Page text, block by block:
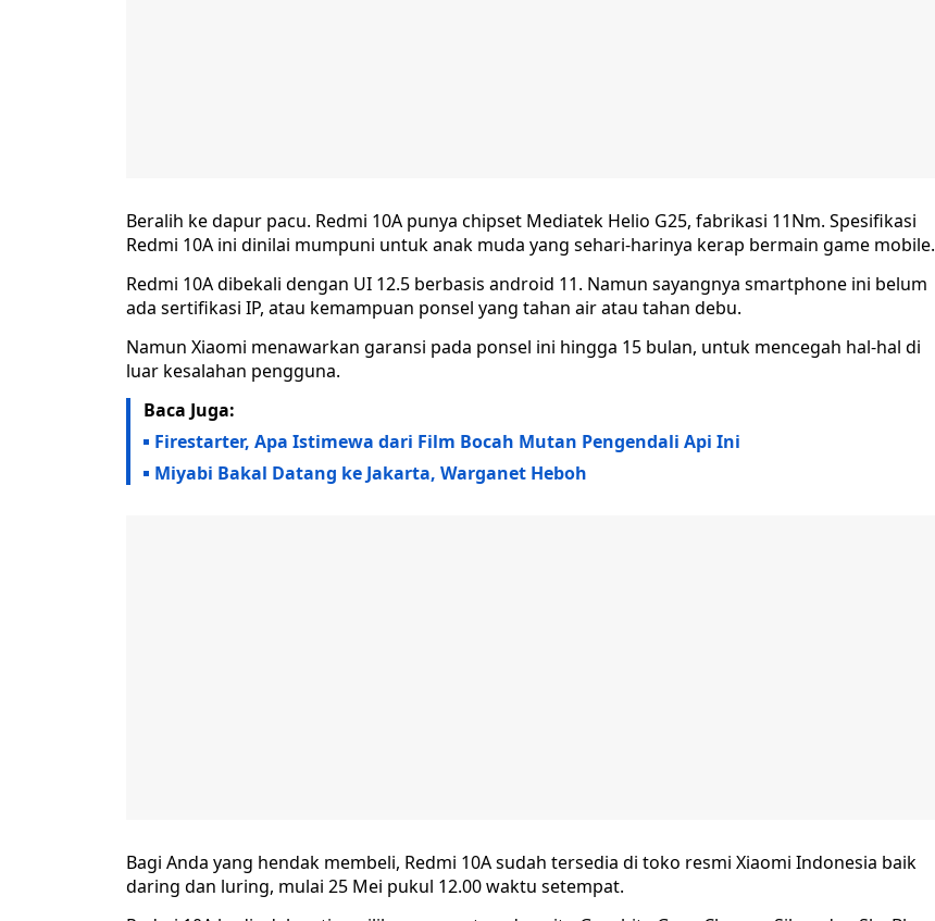
Beralih ke dapur pacu. Redmi 10A punya chipset Mediatek Helio G25, fabrikasi 11Nm. Spesifikasi
Redmi 10A ini dinilai mumpuni untuk anak muda yang sehari-harinya kerap bermain game mobile.
Redmi 10A dibekali dengan UI 12.5 berbasis android 11. Namun sayangnya smartphone ini belum
ada sertifikasi IP, atau kemampuan ponsel yang tahan air atau tahan debu.
Namun Xiaomi menawarkan garansi pada ponsel ini hingga 15 bulan, untuk mencegah hal-hal di
luar kesalahan pengguna.
Baca Juga:
Firestarter, Apa Istimewa dari Film Bocah Mutan Pengendali Api Ini
Miyabi Bakal Datang ke Jakarta, Warganet Heboh
Bagi Anda yang hendak membeli, Redmi 10A sudah tersedia di toko resmi Xiaomi Indonesia baik
daring dan luring, mulai 25 Mei pukul 12.00 waktu setempat.